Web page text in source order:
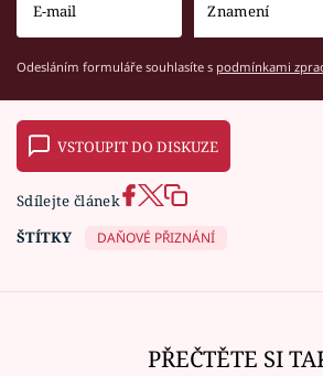
Odesláním formuláře souhlasíte s podmínkami
VSTOUPIT DO DISKUZE
Sdílejte článek
ŠTÍTKY
DAŇOVÉ PŘIZNÁNÍ
PŘEČTĚTE SI